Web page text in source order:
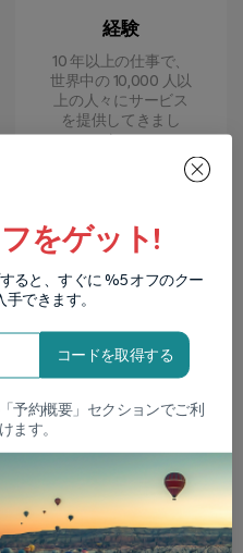
経験
10 年以上の仕事で、
世界中の 10,000 人以
上の人々にサービス
を提供してきまし
た。
品質
最新の設備を使用す
ることで、ツアーの
証されます。
をゲット!
ると、すぐに %5 オフのクー
できます。
コードを取得する
予約概要」セクションでご利
ます。